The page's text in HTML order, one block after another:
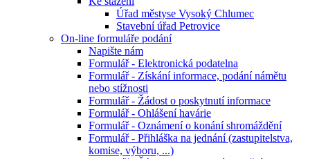
Úřad městyse Vysoký Chlumec
Stavební úřad Petrovice
On-line formuláře podání
Napište nám
Formulář - Elektronická podatelna
Formulář - Získání informace, podání námětu
nebo stížnosti
Formulář - Žádost o poskytnutí informace
Formulář - Ohlášení havárie
Formulář - Oznámení o konání shromáždění
Formulář - Přihláška na jednání (zastupitelstva,
komise, výboru, ...)